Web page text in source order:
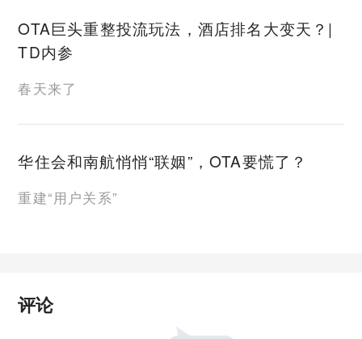
OTA巨头重整投流玩法，酒店排名大变天？|
TD内参
春天来了
华住会和南航悄悄“联姻”，OTA要慌了？
重建“用户关系”
评论